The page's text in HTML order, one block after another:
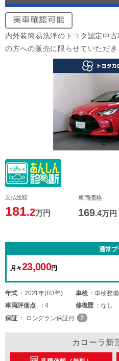
内外装簡易洗浄のトヨタ認定中
の方への販売に限らせていただき
支払総額
181.2万円
車両価格
169.4万円
通常プ
月々23,000円
年式 2021年(R3年) 車検 車検整
車両評価点 4 修復歴 なし
保証
ロングラン保証付
カローラ新